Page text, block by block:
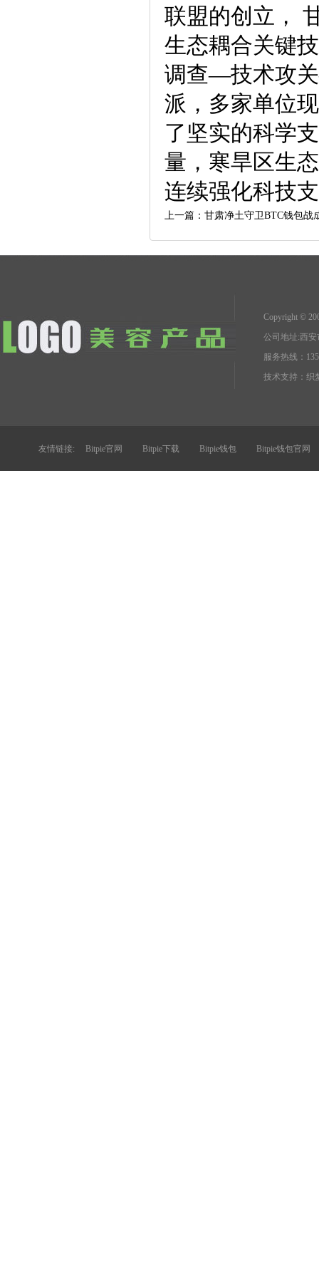
联盟的创立，
生态耦合关键
调查—技术攻
派，多家单位
了坚实的科学
量，寒旱区生
连续强化科技
上一篇： 甘肃净土守卫BTC钱包战
Copyright ©
公司地址:西
服务热线：
技术支持： 织
友情链接: Bitpie官网 Bitpie下载 Bitpie钱包 Bitpie钱包官网